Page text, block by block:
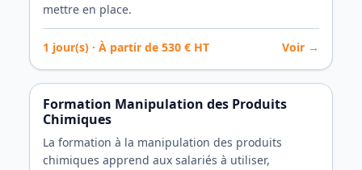
mettre en place.
1 jour(s) · À partir de 530 € HT Voir →
Formation Manipulation des Produits
Chimiques
La formation à la manipulation des produits
chimiques apprend aux salariés à utiliser,